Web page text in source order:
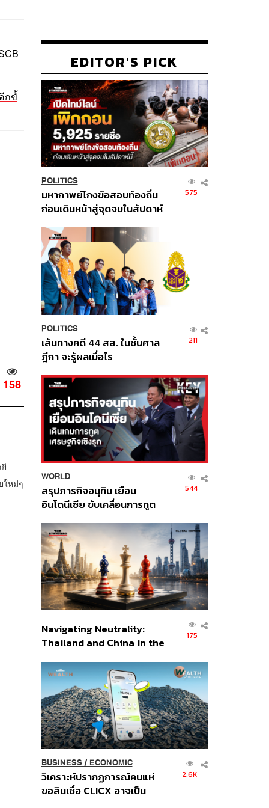
กขั้
158
ใหม่ๆ
EDITOR'S PICK
POLITICS
มหากาพย์โกงข้อสอบท้องถิ่น
ก่อนเดินหน้าสู่จุดจบในสัปดาห์
575
POLITICS
เส้นทางคดี 44 สส. ในชั้นศาล
ฎีกา จะรู้ผลเมื่อไร
211
WORLD
สรุปภารกิจอนุทิน เยือน
อินโดนีเซีย ขับเคลื่อนการทูต
ส่วนยุทธศาสตร์ไทย –
อินโดนีเซีย
544
Navigating Neutrality:
Thailand and China in the
Order
175
BUSINESS/ ECONOMIC
วิเคราะห์ปรากฏการณ์คนแห่
ขอสินเชื่อ CLICX อาจเป็น
2.6K